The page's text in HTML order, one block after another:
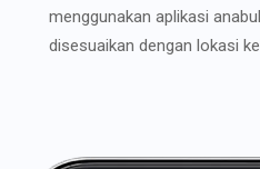
menggunakan aplikasi
disesuaikan dengan lokasi